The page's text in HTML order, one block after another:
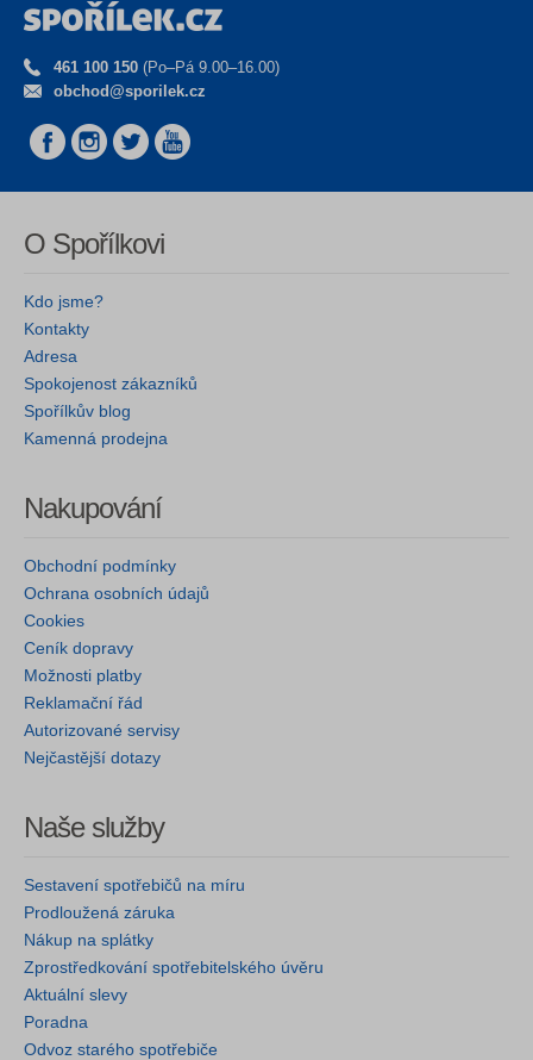
461 100 150 (Po–Pá 9.00–16.00)
obchod@sporilek.cz
O Spořílkovi
Kdo jsme?
Kontakty
Adresa
Spokojenost zákazníků
Spořílkův blog
Kamenná prodejna
Nakupování
Obchodní podmínky
Ochrana osobních údajů
Cookies
Ceník dopravy
Možnosti platby
Reklamační řád
Autorizované servisy
Nejčastější dotazy
Naše služby
Sestavení spotřebičů na míru
Prodloužená záruka
Nákup na splátky
Zprostředkování spotřebitelského úvěru
Aktuální slevy
Poradna
Odvoz starého spotřebiče